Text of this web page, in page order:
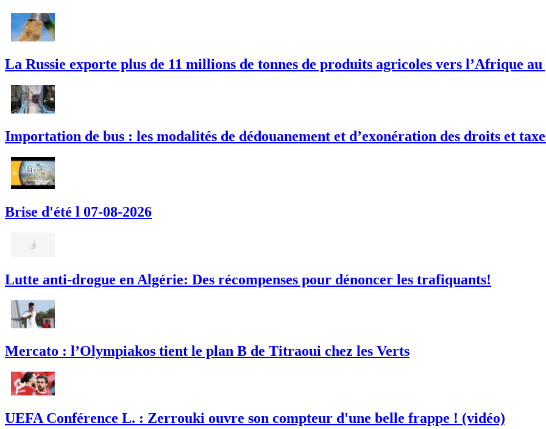
La Russie exporte plus de 11 millions de tonnes de produits agricoles vers l’Afrique
Importation de bus : les modalités de dédouanement et d’exonération des droits et
Brise d'été l 07-08-2026
Lutte anti-drogue en Algérie: Des récompenses pour dénoncer les trafiquants!
Mercato : l’Olympiakos tient le plan B de Titraoui chez les Verts
UEFA Conférence L. : Zerrouki ouvre son compteur d'une belle frappe ! (vidéo)